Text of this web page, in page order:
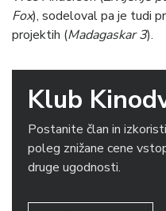
Fox), sodeloval pa je tudi
projektih (Madagaskar 3).
Klub
Postanite član in
poleg znižane cene
druge ugodnosti.